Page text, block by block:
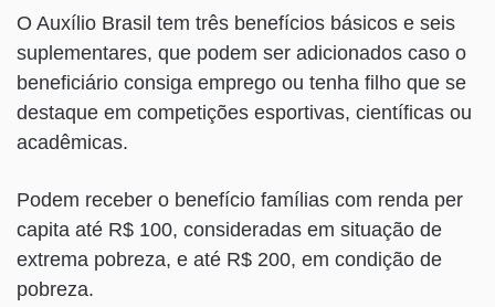
O Auxílio Brasil tem três benefícios básicos e seis
suplementares, que podem ser adicionados caso o
beneficiário consiga emprego ou tenha filho que se
destaque em competições esportivas, científicas ou
acadêmicas.
Podem receber o benefício famílias com renda per
capita até R$ 100, consideradas em situação de
extrema pobreza, e até R$ 200, em condição de
pobreza.